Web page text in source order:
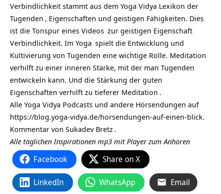
Verbindlichkeit stammt aus dem Yoga Vidya Lexikon der
Tugenden , Eigenschaften und geistigen Fähigkeiten. Dies
ist die Tonspur eines Videos zur geistigen Eigenschaft
Verbindlichkeit. Im Yoga spielt die Entwicklung und
Kultivierung von Tugenden eine wichtige Rolle. Meditation
verhilft zu einer inneren Stärke, mit der man Tugenden
entwickeln kann. Und die Stärkung der guten
Eigenschaften verhilft zu tieferer Meditation .
Alle Yoga Vidya Podcasts und andere Hörsendungen auf
https://blog.yoga-vidya.de/horsendungen-auf-einen-blick.
Kommentar von Sukadev Bretz .
Alle täglichen Inspirationen mp3 mit Player zum Anhören
Facebook Share on X
LinkedIn WhatsApp Email